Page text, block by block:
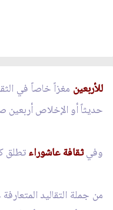
للأربعين مغزاً خاصاً في
حديثاً أو الإخلاص أربعين
وفيثقافة عاشوراءتطلق
من جملة التقاليد